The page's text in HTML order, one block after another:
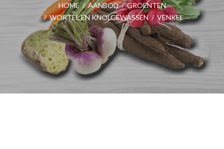
HOME / AANBOD / GROENTEN
/ WORTEL EN KNOLGEWASSEN / VENKEL